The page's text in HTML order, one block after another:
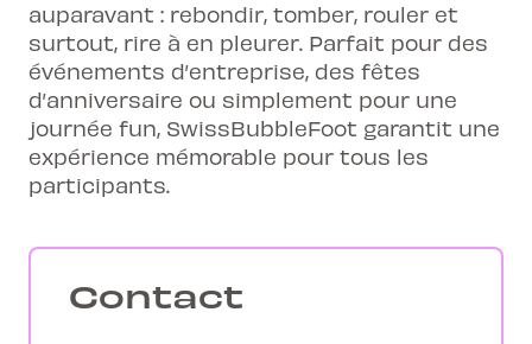
auparavant : rebondir, tomber, rouler et
surtout, rire à en pleurer. Parfait pour des
événements d’entreprise, des fêtes
d’anniversaire ou simplement pour une
journée fun, SwissBubbleFoot garantit une
expérience mémorable pour tous les
participants.
Contact